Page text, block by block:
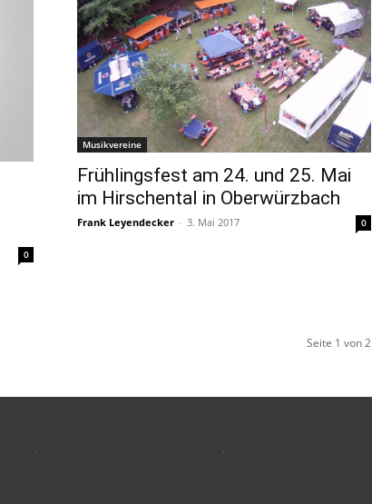
0
Musikvereine
Frühlingsfest am 24. und 25. Mai
im Hirschental in Oberwürzbach
Frank Leyendecker - 3. Mai 2017 0
Seite 1 von 2